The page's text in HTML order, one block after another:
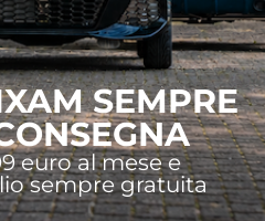
SEMPRE
euro al mese e
sempre gratuita